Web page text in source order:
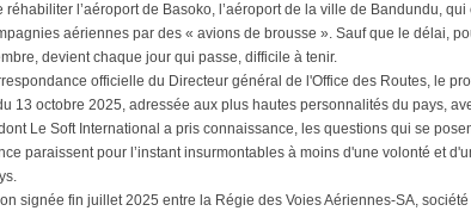
réhabiliter l’aéroport de Basoko, l’aéroport de la ville de Bandundu,
aériennes par des « avions de brousse ». Sauf que le délai,
devient chaque jour qui passe, difficile à tenir.
officielle du Directeur général de l'Office des Routes, le
13 octobre 2025, adressée aux plus hautes personnalités du pays,
Le Soft International a pris connaissance, les questions qui se
paraissent pour l’instant insurmontables à moins d'une volonté et
signée fin juillet 2025 entre la Régie des Voies Aériennes-SA,